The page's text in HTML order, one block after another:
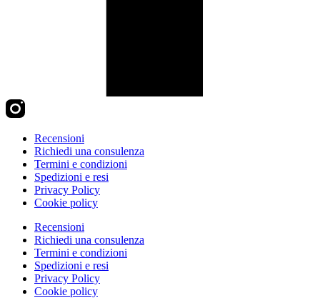
Recensioni
Richiedi una consulenza
Termini e condizioni
Spedizioni e resi
Privacy Policy
Cookie policy
Recensioni
Richiedi una consulenza
Termini e condizioni
Spedizioni e resi
Privacy Policy
Cookie policy